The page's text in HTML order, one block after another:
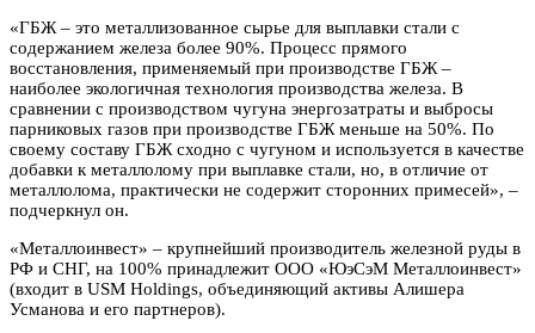
«ГБЖ – это металлизованное сырье для выплавки стали с
содержанием железа более 90%. Процесс прямого
восстановления, применяемый при производстве ГБЖ –
наиболее экологичная технология производства железа. В
сравнении с производством чугуна энергозатраты и выбросы
парниковых газов при производстве ГБЖ меньше на 50%. По
своему составу ГБЖ сходно с чугуном и используется в качестве
добавки к металлолому при выплавке стали, но, в отличие от
металлолома, практически не содержит сторонних примесей», –
подчеркнул он.
«Металлоинвест» – крупнейший производитель железной руды в
РФ и СНГ, на 100% принадлежит ООО «ЮэСэМ Металлоинвест»
(входит в USM Holdings, объединяющий активы Алишера
Усманова и его партнеров).